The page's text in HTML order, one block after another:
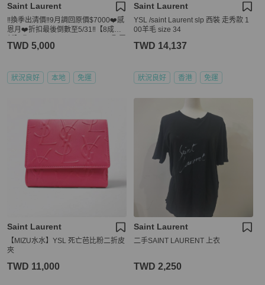
Saint Laurent
‼️換季出清價‼️9月調回原價$7000❤️感
恩月❤️折扣最後倒數至5/31‼️【8成
蘭 酒紅 羊毛 刺繡 保暖 圍巾/二手精品/
TWD 5,000
狀況良好 本地 免運
Saint Laurent
YSL /saint Laurent slp 西裝 走秀款 1
00羊毛 size 34
TWD 14,137
狀況良好 香港 免運
Saint Laurent
【MIZU水水】YSL 死亡芭比粉二折皮
夾
TWD 11,000
Saint Laurent
二手SAINT LAURENT 上衣
TWD 2,250